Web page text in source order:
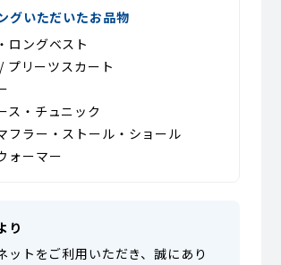
グいただいたお品物
ロングベスト
プリーツスカート
ス・チュニック
フラー・ストール・ショール
ォーマー
り
ットをご利用いただき、誠にあり